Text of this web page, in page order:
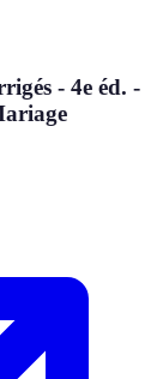
- 4e éd. -